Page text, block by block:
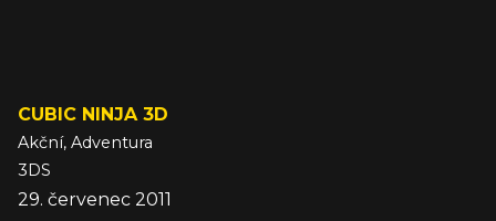
CUBIC NINJA 3D
Akční, Adventura
3DS
29. červenec 2011